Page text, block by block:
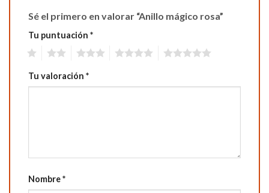
Sé el primero en valorar “Anillo mágico rosa”
Tu puntuación *
Tu valoración *
Nombre*